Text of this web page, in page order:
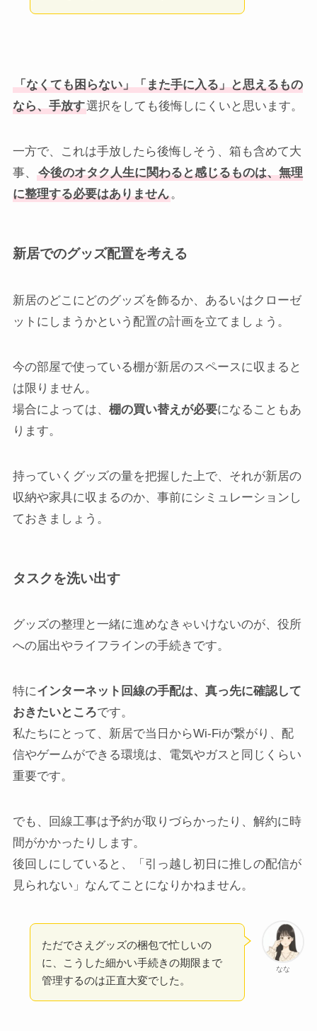
「なくても困らない」「また手に入る」と思えるもの
なら、手放す選択をしても後悔しにくいと思います。
一方で、これは手放したら後悔しそう、箱も含めて大
事、
今後のオタク人生に関わると感じるものは、無理
に整理する必要はありません。
新居でのグッズ配置を考える
新居のどこにどのグッズを飾るか、あるいはクローゼ
ットにしまうかという配置の計画を立てましょう。
今の部屋で使っている棚が新居のスペースに収まると
は限りません。
場合によっては、 棚の買い替えが必要になることもあ
ります。
持っていくグッズの量を把握した上で、それが新居の
収納や家具に収まるのか、事前にシミュレーションし
ておきましょう。
タスクを洗い出す
グッズの整理と一緒に進めなきゃいけないのが、役所
への届出やライフラインの手続きです。
特にインターネット回線の手配は、真っ先に確認して
おきたいところです。
私たちにとって、新居で当日からWi-Fiが繋がり、配
信やゲームができる環境は、電気やガスと同じくらい
重要です。
でも、回線工事は予約が取りづらかったり、解約に時
間がかかったりします。
後回しにしていると、「引っ越し初日に推しの配信が
見られない」なんてことになりかねません。
なな
ただでさえグッズの梱包で忙しいの
に、こうした細かい手続きの期限まで
管理するのは正直大変でした。